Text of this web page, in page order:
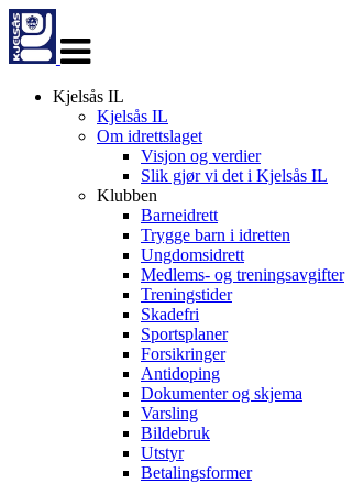
navigasjon
Kjelsås IL
Kjelsås IL
Om idrettslaget
Visjon og verdier
Slik gjør vi det i Kjelsås IL
Klubben
Barneidrett
Trygge barn i idretten
Ungdomsidrett
Medlems- og treningsavgifter
Treningstider
Skadefri
Sportsplaner
Forsikringer
Antidoping
Dokumenter og skjema
Varsling
Bildebruk
Utstyr
Betalingsformer